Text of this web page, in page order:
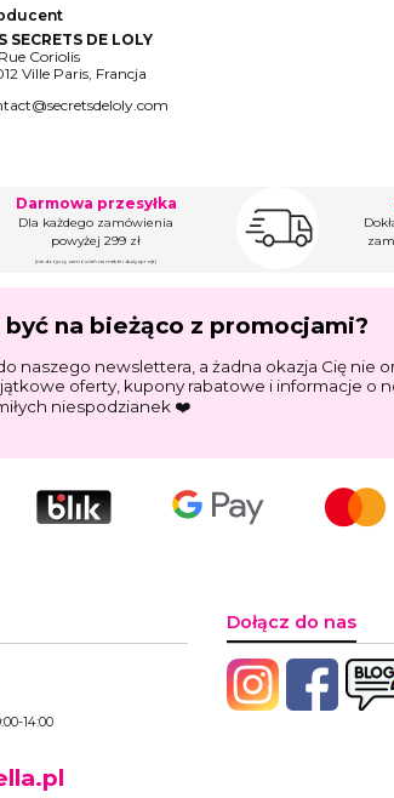
SECRETS DE LOLY
Coriolis
Ville Paris, Francja
Darmowa przesyłka
Dla każdego zamówienia
powyżej 299 zł
(nie dotyczy zamówień na meble i duży sprzęt)
być na bieżąco z promocjami?
naszego newslettera, a żadna okazja Cię nie
oferty, kupony rabatowe i informacje o
niespodzianek ❤️
14:00
Dołącz do nas